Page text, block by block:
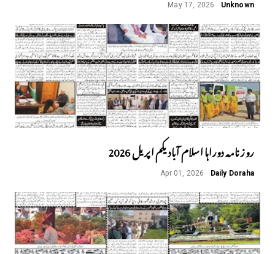
Unknown
May 17, 2026
روز نامہ دوراہا اسلام آباد یکم اپریل 2026
Daily Doraha
Apr 01, 2026